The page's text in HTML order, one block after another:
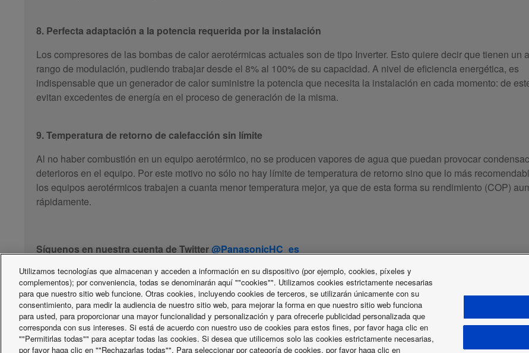
8. Perfecta adaptación a la potencia requerida por la instalación
Los compresores de las bombas de calor aerotérmicas actuales son de tipo Inverter. Esto quiere decir que tienen un
rango de modulación, pudiendo trabajar desde el 8% al 100% de su capacidad. A nivel de eficiencia energética, es
indispensable que un generador de calor suministre la potencia que necesita la instalación en cada momento: de
evitan excedentes de energía en el proceso de generación de la misma.
9. Temperatura de retorno de calefacción sin límite
Al no haber combustión en un equipo aerotérmico, no se producen vapores de agua que puedan provocar
deterioros en el equipo. Por este motivo no sólo no hay límite de temperatura de retorno sino que lo más
los equipos aerotérmicos trabajen a cuanta menor temperatura mejor, ya que de esta forma su rendimiento (COP)
rápidamente.
Síguenos en nuestra cuenta de Twitter@PanasonicHC_es
aerotermia
ahorro energético calefacción energía renovable calefacción doméstica
Utilizamos tecnologías que almacenan y acceden a información en su dispositivo (por ejemplo, cookies, píxeles y
complementos); por conveniencia, todas se denominarán aquí ""cookies"". Utilizamos cookies estrictamente necesarias
para que nuestro sitio web funcione. Otras cookies, incluyendo cookies de terceros, se utilizarán únicamente con su
consentimiento, para medir la audiencia de nuestro sitio web, para mejorar la forma en que nuestro sitio web funciona
para usted, para proporcionar una mayor funcionalidad y personalización y para ofrecerle publicidad personalizada que
corresponda con sus intereses. Si está de acuerdo con nuestro uso de cookies para estos fines, por favor haga clic en
""Permitirlas todas"" para aceptar todas las cookies. Si desea que utilicemos solo las cookies estrictamente necesarias,
por favor haga clic en ""Rechazarlas todas"". Para seleccionar por categoría de cookies, por favor haga clic en